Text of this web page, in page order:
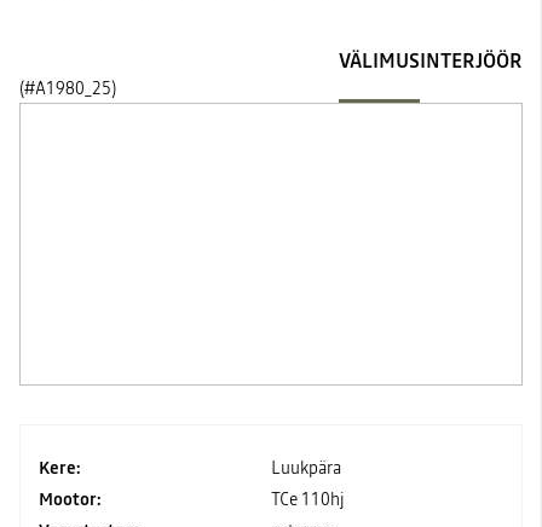
(#A1980_25)
VÄLIMUSINTERJÖÖR
Kere:
Luukpära
Mootor:
TCe 110hj